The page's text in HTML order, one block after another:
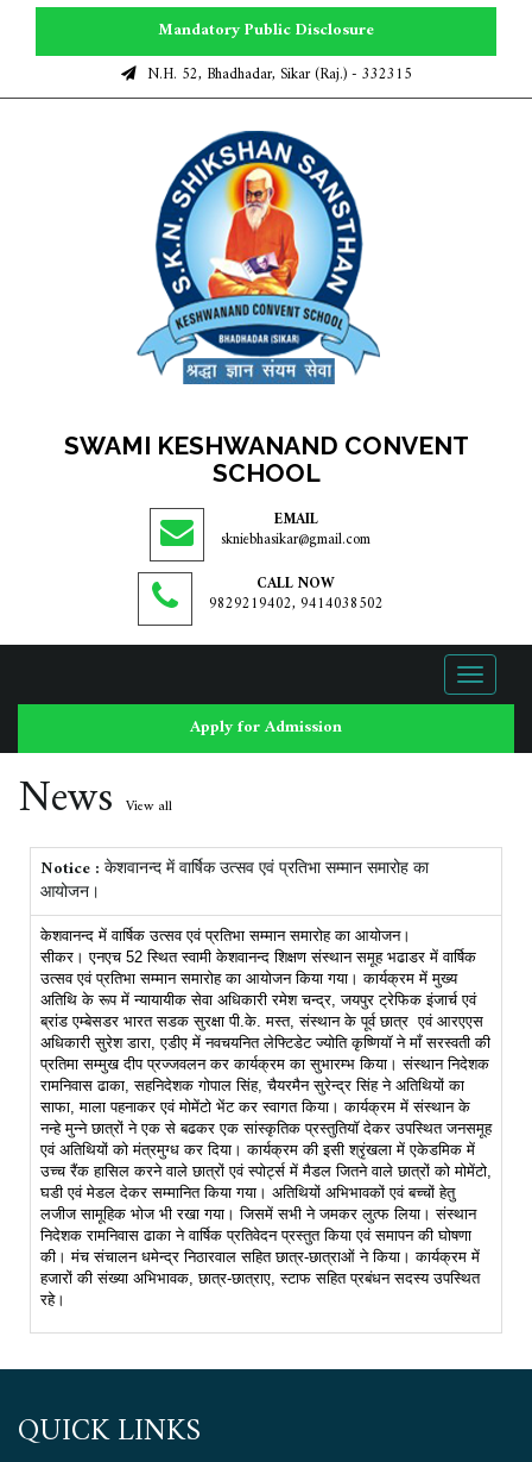
Mandatory Public Disclosure
N.H. 52, Bhadhadar, Sikar (Raj.) - 332315
SWAMI KESHWANAND CONVENT
SCHOOL
EMAIL
skniebhasikar@gmail.com
CALL NOW
9829219402, 9414038502
Toggle
Apply for Admission
News View all
Notice : केशवानन्द में वार्षिक उत्सव एवं प्रतिभा सम्मान समारोह का
आयोजन।
केशवानन्द में वार्षिक उत्सव एवं प्रतिभा सम्मान समारोह का आयोजन।
सीकर। एनएच 52 स्थित स्वामी केशवानन्द शिक्षण संस्थान समूह भढाडर में वार्षिक
उत्सव एवं प्रतिभा सम्मान समारोह का आयोजन किया गया। कार्यक्रम में मुख्य
अतिथि के रूप में न्यायायीक सेवा अधिकारी रमेश चन्द्र, जयपुर ट्रेफिक इंजार्च एवं
ब्रांड एम्बेसडर भारत सडक सुरक्षा पी.के. मस्त, संस्थान के पूर्व छात्र एवं आरएएस
अधिकारी सुरेश डारा, एडीए में नवचयनित लेफ्टिडेट ज्योति कृष्णियॉ ने माँ सरस्वती की
प्रतिमा सम्मुख दीप प्रज्जवलन कर कार्यक्रम का सुभारम्भ किया। संस्थान निदेशक
रामनिवास ढाका, सहनिदेशक गोपाल सिंह, चैयरमैन सुरेन्द्र सिंह ने अतिथियों का
साफा, माला पहनाकर एवं मोमेंटो भेंट कर स्वागत किया। कार्यक्रम में संस्थान के
नन्हे मुन्ने छात्रों ने एक से बढकर एक सांस्कृतिक प्रस्तुतियॉ देकर उपस्थित जनसमूह
एवं अतिथियों को मंत्रमुग्ध कर दिया। कार्यक्रम की इसी श्रृंखला में एकेडमिक में
उच्च रैंक हासिल करने वाले छात्रों एवं स्पोर्ट्स में मैडल जितने वाले छात्रों को मोमेंटो,
घडी एवं मेडल देकर सम्मानित किया गया। अतिथियों अभिभावकों एवं बच्चों हेतु
लजीज सामूहिक भोज भी रखा गया। जिसमें सभी ने जमकर लुत्फ लिया। संस्थान
निदेशक रामनिवास ढाका ने वार्षिक प्रतिवेदन प्रस्तुत किया एवं समापन की घोषणा
की। मंच संचालन धमेन्द्र निठारवाल सहित छात्र-छात्राओं ने किया। कार्यक्रम में
हजारों की संख्या अभिभावक, छात्र-छात्राए, स्टाफ सहित प्रबंधन सदस्य उपस्थित
रहे।
QUICK LINKS